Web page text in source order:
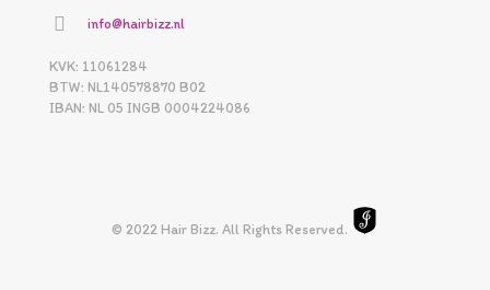
info@hairbizz.nl
KVK: 11061284
BTW: NL140578870 B02
IBAN: NL 05 INGB 0004224086
© 2022 Hair Bizz. All Rights Reserved.